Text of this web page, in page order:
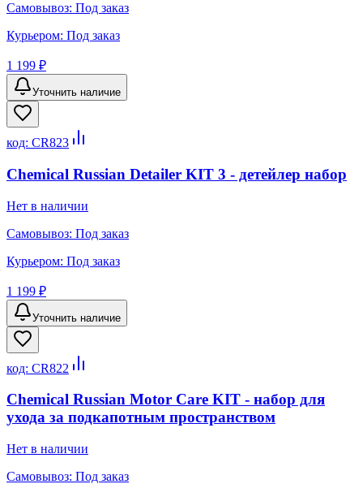
Самовывоз: Под заказ
Курьером: Под заказ
1 199 ₽
Уточнить наличие
код: CR823
Chemical Russian Detailer KIT 3 - детейлер набор
Нет в наличии
Самовывоз: Под заказ
Курьером: Под заказ
1 199 ₽
Уточнить наличие
код: CR822
Chemical Russian Motor Care KIT - набор для
ухода за подкапотным пространством
Нет в наличии
Самовывоз: Под заказ